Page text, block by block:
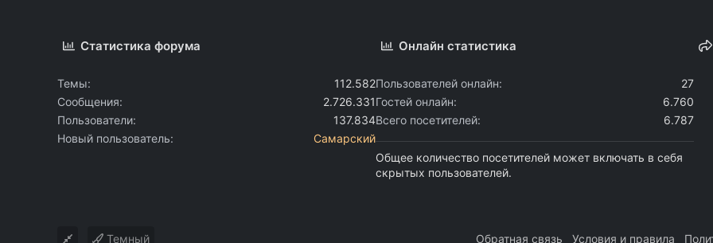
Статистика форума
Темы
112.582
Сообщения
2.726.331
Пользователи
137.834
Новый пользователь
Самарский
Онлайн статистика
Пользователей онлайн
27
Гостей онлайн
6.760
Всего посетителей
6.787
Общее количество посетителей может включать в себя
скрытых пользователей.
Темный Обратная связь Условия и правила